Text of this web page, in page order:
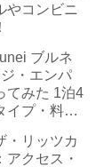
やコンビニ
ブルネ
・エンパ
てみた 1泊4
イプ・料
・リッツカ
クセス・